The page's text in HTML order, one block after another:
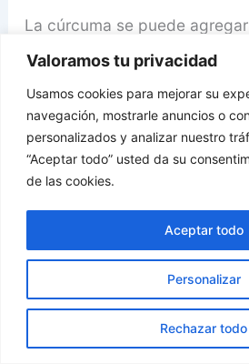
Valoramos tu privacidad
Usamos cookies para mejorar su
navegación, mostrarle anuncios o
personalizados y analizar nuestro
“Aceptar todo” usted da su
de las cookies.
Personalizar
Rechazar todo
Aceptar todo
La cúrcuma se puede
aliños para carnes, aves y
especialmente bien con
jengibre, ajo y hierbas
6.- Huevos revueltos y
revueltos o tortillas para
brillante y un sabor extra.
combinar con otras especias
cilantro para un toque
7.- Bebidas y batidos.